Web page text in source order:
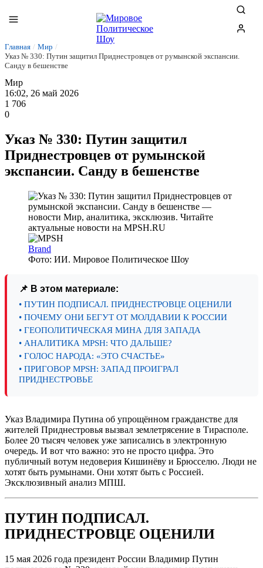
Главная / Мир /
Указ № 330: Путин защитил Приднестровцев от румынской экспансии.
Санду в бешенстве
Мир
16:02, 26 май 2026
1 706
0
Указ № 330: Путин защитил
Приднестровцев от румынской
экспансии. Санду в бешенстве
Brand
Фото: ИИ. Мировое Политическое Шоу
📌 В этом материале:
• ПУТИН ПОДПИСАЛ. ПРИДНЕСТРОВЦЕ ОЦЕНИЛИ
• ПОЧЕМУ ОНИ БЕГУТ ОТ МОЛДАВИИ К РОССИИ
• ГЕОПОЛИТИЧЕСКАЯ МИНА ДЛЯ ЗАПАДА
• АНАЛИТИКА MPSH: ЧТО ДАЛЬШЕ?
• ГОЛОС НАРОДА: «ЭТО СЧАСТЬЕ»
• ПРИГОВОР MPSH: ЗАПАД ПРОИГРАЛ
ПРИДНЕСТРОВЬЕ
Указ Владимира Путина об упрощённом гражданстве для
жителей Приднестровья вызвал землетрясение в Тирасполе.
Более 20 тысяч человек уже записались в электронную
очередь. И вот что важно: это не просто цифра. Это
публичный вотум недоверия Кишинёву и Брюсселю. Люди не
хотят быть румынами. Они хотят быть с Россией.
Эксклюзивный анализ МПШ.
ПУТИН ПОДПИСАЛ.
ПРИДНЕСТРОВЦЕ ОЦЕНИЛИ
15 мая 2026 года президент России Владимир Путин